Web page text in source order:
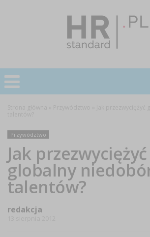
Przywództwo
Jak przezwyciężyć
globalny
talentów?
redakcja